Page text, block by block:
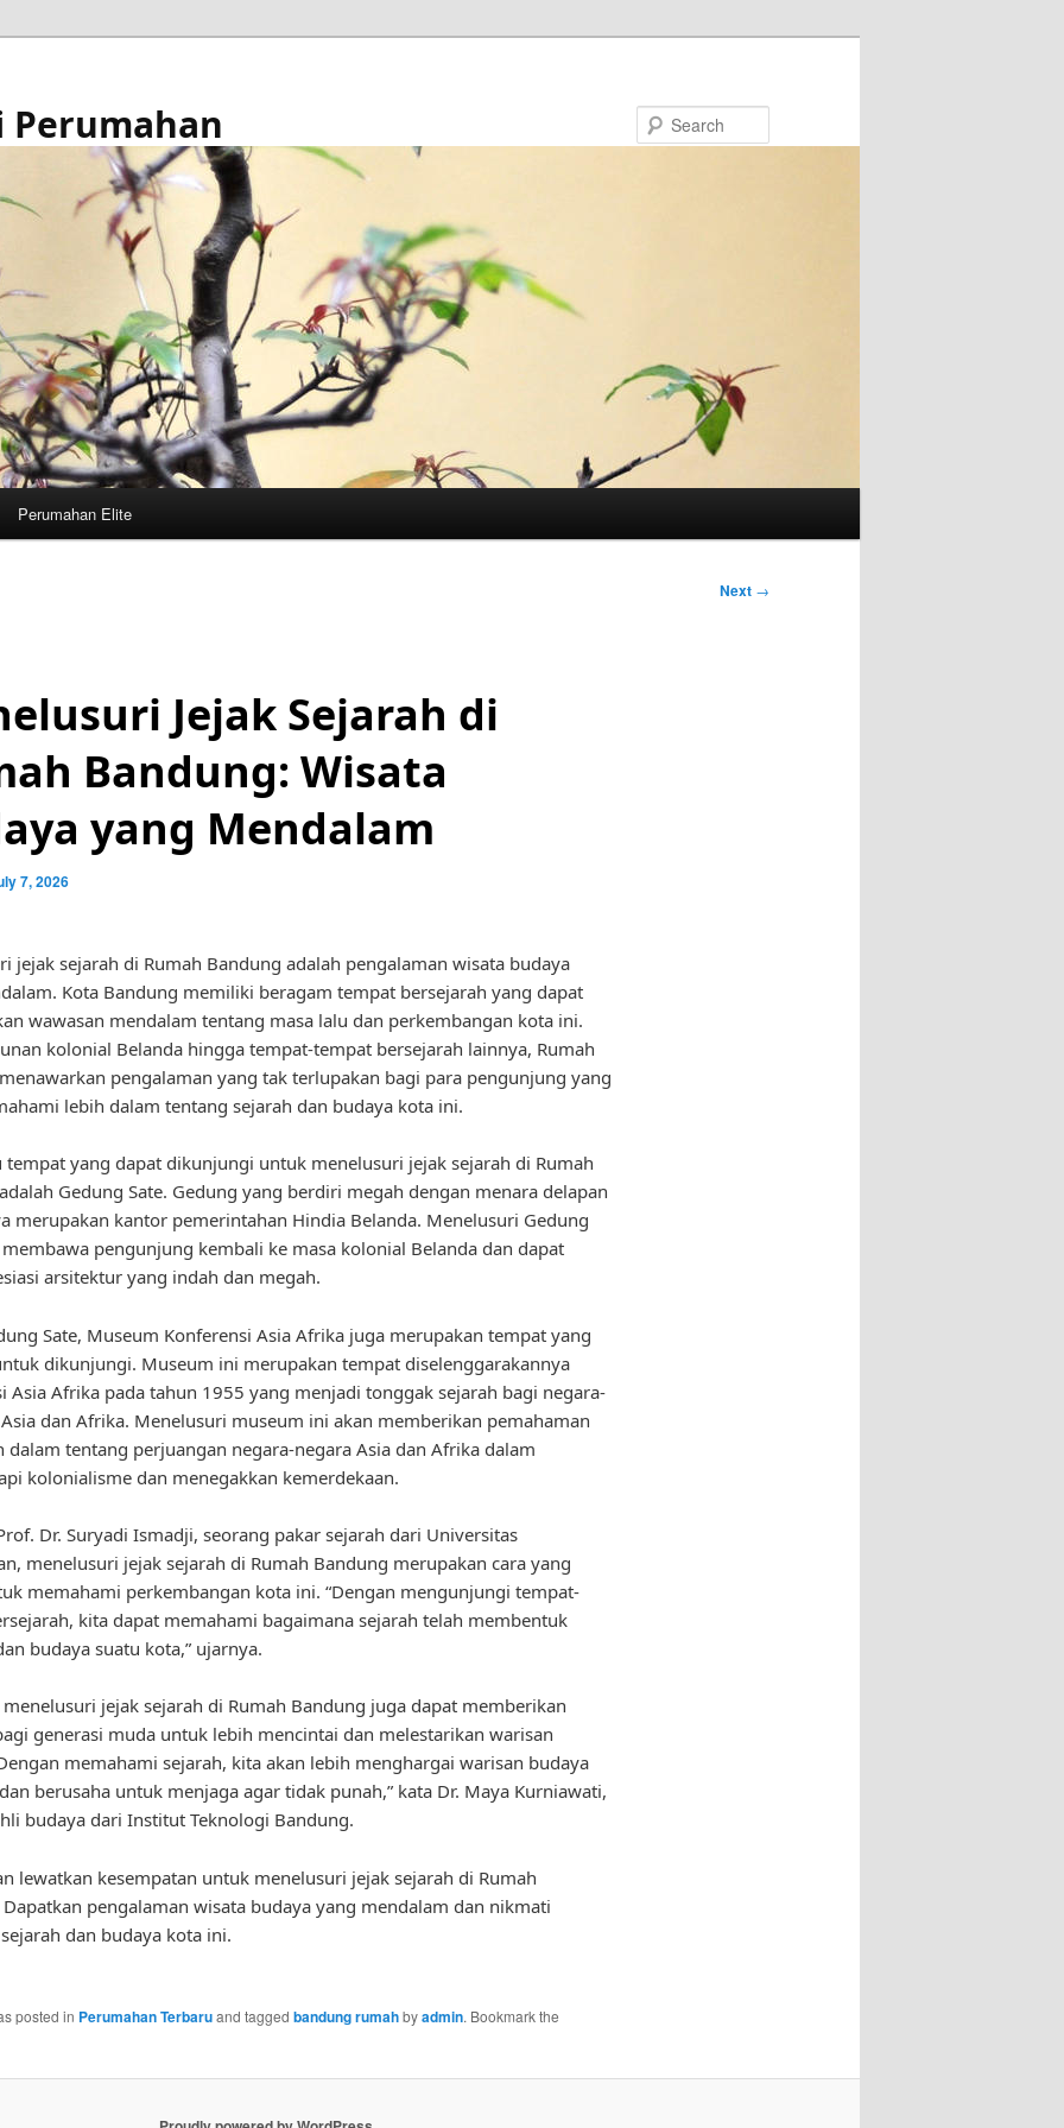
Perumahan
Perumahan Elite
Next →
Jejak Sejarah di
Bandung: Wisata
yang Mendalam
7, 2026
jejak sejarah di Rumah Bandung adalah pengalaman wisata budaya
Kota Bandung memiliki beragam tempat bersejarah yang dapat
wawasan mendalam tentang masa lalu dan perkembangan kota ini.
kolonial Belanda hingga tempat-tempat bersejarah lainnya, Rumah
pengalaman yang tak terlupakan bagi para pengunjung yang
lebih dalam tentang sejarah dan budaya kota ini.
tempat yang dapat dikunjungi untuk menelusuri jejak sejarah di Rumah
Gedung Sate. Gedung yang berdiri megah dengan menara delapan
merupakan kantor pemerintahan Hindia Belanda. Menelusuri Gedung
membawa pengunjung kembali ke masa kolonial Belanda dan dapat
arsitektur yang indah dan megah.
Sate, Museum Konferensi Asia Afrika juga merupakan tempat yang
dikunjungi. Museum ini merupakan tempat diselenggarakannya
Asia Afrika pada tahun 1955 yang menjadi tonggak sejarah bagi negara-
dan Afrika. Menelusuri museum ini akan memberikan pemahaman
dalam tentang perjuangan negara-negara Asia dan Afrika dalam
kolonialisme dan menegakkan kemerdekaan.
Dr. Suryadi Ismadji, seorang pakar sejarah dari Universitas
menelusuri jejak sejarah di Rumah Bandung merupakan cara yang
memahami perkembangan kota ini. “Dengan mengunjungi tempat-
kita dapat memahami bagaimana sejarah telah membentuk
budaya suatu kota,” ujarnya.
jejak sejarah di Rumah Bandung juga dapat memberikan
generasi muda untuk lebih mencintai dan melestarikan warisan
memahami sejarah, kita akan lebih menghargai warisan budaya
berusaha untuk menjaga agar tidak punah,” kata Dr. Maya Kurniawati,
budaya dari Institut Teknologi Bandung.
lewatkan kesempatan untuk menelusuri jejak sejarah di Rumah
pengalaman wisata budaya yang mendalam dan nikmati
dan budaya kota ini.
posted in Perumahan Terbaruand tagged bandung rumahbyadmin. Bookmark the